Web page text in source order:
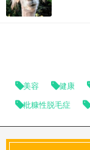
美容 健康
粃糠性脱毛症